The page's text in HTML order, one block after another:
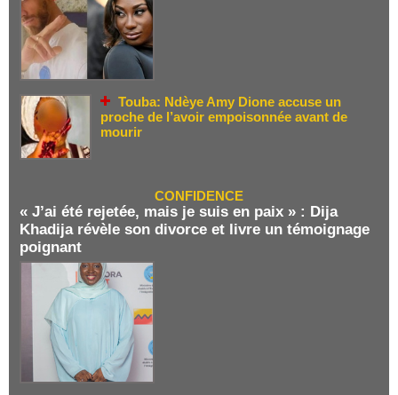
Touba: Ndèye Amy Dione accuse un
proche de l’avoir empoisonnée avant de
mourir
CONFIDENCE
« J’ai été rejetée, mais je suis en paix » : Dija
Khadija révèle son divorce et livre un témoignage
poignant